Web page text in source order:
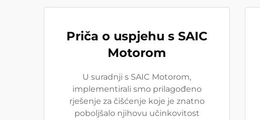
Priča o uspjehu s SAIC
Motorom
U suradnji s SAIC Motorom,
implementirali smo prilagođeno
rješenje za čišćenje koje je znatno
poboljšalo njihovu učinkovitost